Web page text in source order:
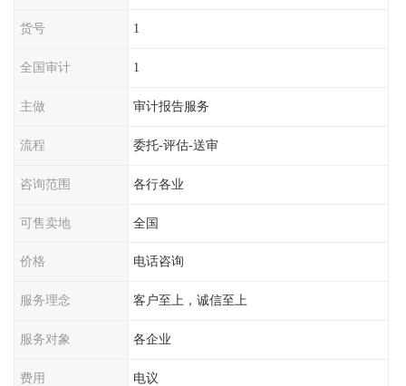
货号 1
全国审计 1
主做 审计报告服务
流程 委托-评估-送审
咨询范围 各行各业
可售卖地 全国
价格 电话咨询
服务理念 客户至上，诚信至上
服务对象 各企业
费用 电议